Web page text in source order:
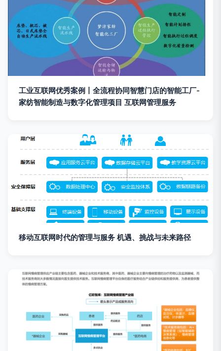
工业互联网优秀案例丨全流程协同智慧门店的智能工厂-
家纺智能制造与数字化管理项目 互联网管理服务
移动互联网时代的管理与服务 机遇、挑战与未来路径